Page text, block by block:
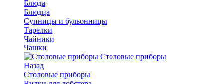
Блюда
Блюдца
Супницы и бульонницы
Тарелки
Чайники
Чашки
Cтоловые приборы
Назад
Cтоловые приборы